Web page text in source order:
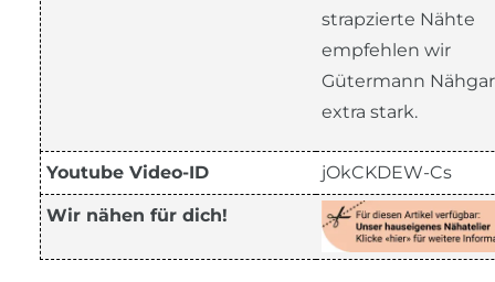
strapzierte Nähte
empfehlen wir
Gütermann
extra stark.
Youtube Video-ID jOkCKDEW-Cs
Wir nähen für dich!